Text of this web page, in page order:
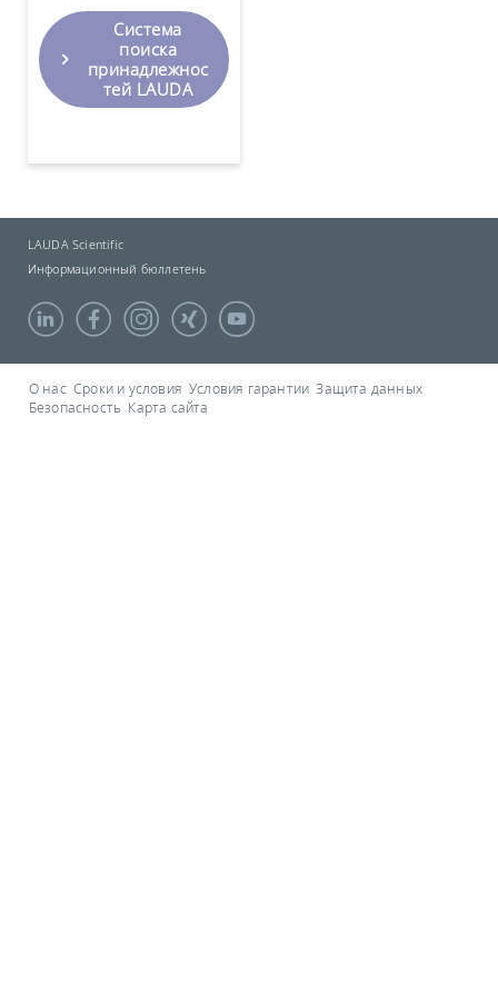
Система
поиска
принадлежнос
тей LAUDA
LAUDA Scientific
Информационный бюллетень
О нас Сроки и условия Условия гарантии Защита данных
Безопасность Карта сайта